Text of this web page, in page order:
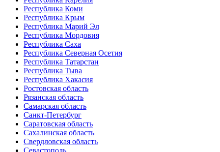
Республика Коми
Республика Крым
Республика Марий Эл
Республика Мордовия
Республика Саха
Республика Северная Осетия
Республика Татарстан
Республика Тыва
Республика Хакасия
Ростовская область
Рязанская область
Самарская область
Санкт-Петербург
Саратовская область
Сахалинская область
Свердловская область
Севастополь